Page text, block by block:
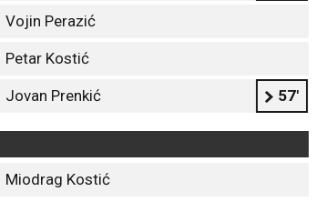
Vojin Perazić
Petar Kostić
Jovan Prenkić 57'
Miodrag Kostić